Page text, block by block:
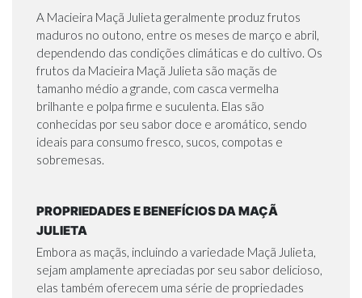
A Macieira Maçã Julieta geralmente produz frutos
maduros no outono, entre os meses de março e abril,
dependendo das condições climáticas e do cultivo. Os
frutos da Macieira Maçã Julieta são maçãs de
tamanho médio a grande, com casca vermelha
brilhante e polpa firme e suculenta. Elas são
conhecidas por seu sabor doce e aromático, sendo
ideais para consumo fresco, sucos, compotas e
sobremesas.
PROPRIEDADES E BENEFÍCIOS DA MAÇÃ
JULIETA
Embora as maçãs, incluindo a variedade Maçã Julieta,
sejam amplamente apreciadas por seu sabor delicioso,
elas também oferecem uma série de propriedades